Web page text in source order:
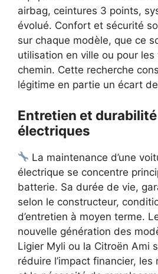
airbag, ceintures 3 points,
évolué. Confort et sécurité
sur chaque modèle, que ce
utilisation en ville ou pour
chemin. Cette recherche
légitime en partie un écart de
Entretien et
électriques
La maintenance d’une
électrique se concentre
batterie. Sa durée de vie,
selon le constructeur,
d’entretien à moyen terme.
nouvelle génération des
Ligier Myli ou la Citroën Ami
réduire l’impact financier, les